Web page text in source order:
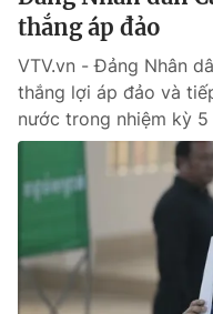
Liên hệ tòa soạn
Theo dõi báo trên
Cơ quan chủ quản: Đài
thắng áp đảo
VTV.vn - Đảng Nhân
thắng lợi áp đảo và
nước trong nhiệm kỳ